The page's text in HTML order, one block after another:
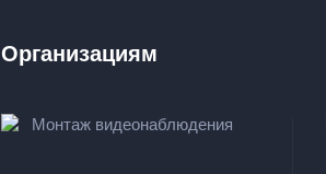
Организациям
Монтаж видеонаблюдения